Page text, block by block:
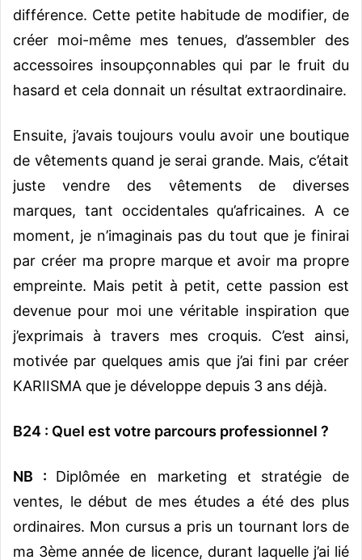
différence. Cette petite habitude de modifier, de
créer moi-même mes tenues, d’assembler des
accessoires insoupçonnables qui par le fruit du
hasard et cela donnait un résultat extraordinaire.
Ensuite, j’avais toujours voulu avoir une boutique
de vêtements quand je serai grande. Mais, c’était
juste vendre des vêtements de diverses
marques, tant occidentales qu’africaines. A ce
moment, je n’imaginais pas du tout que je finirai
par créer ma propre marque et avoir ma propre
empreinte. Mais petit à petit, cette passion est
devenue pour moi une véritable inspiration que
j’exprimais à travers mes croquis. C’est ainsi,
motivée par quelques amis que j’ai fini par créer
KARIISMA que je développe depuis 3 ans déjà.
B24 : Quel est votre parcours professionnel ?
NB : Diplômée en marketing et stratégie de
ventes, le début de mes études a été des plus
ordinaires. Mon cursus a pris un tournant lors de
ma 3ème année de licence, durant laquelle j’ai lié